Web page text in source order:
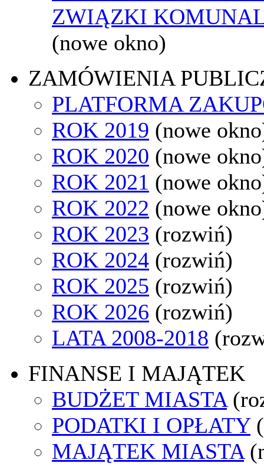
ZWIĄZKI
(nowe okno)
ZAMÓWIENIA
PLATFORMA
ROK 2019 (nowe
ROK 2020 (nowe
ROK 2021 (nowe
ROK 2022 (nowe
ROK 2023 (rozwiń)
ROK 2024 (rozwiń)
ROK 2025 (rozwiń)
ROK 2026 (rozwiń)
LATA 2008-2018
FINANSE I MAJĄTEK
BUDŻET MIASTA
PODATKI I OPŁATY
MAJĄTEK MIASTA